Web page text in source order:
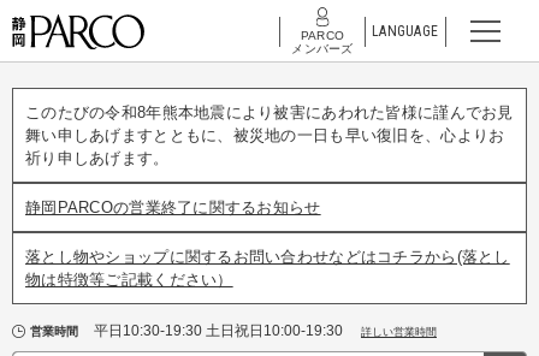
PARCO
メンバーズ
LANGUAGE
このたびの令和8年熊本地震により被害にあわれた皆様に謹んでお見
舞い申しあげますとともに、被災地の一日も早い復旧を、心よりお
祈り申しあげます。
静岡PARCOの営業終了に関するお知らせ
落とし物やショップに関するお問い合わせなどはコチラから(落とし
物は特徴等ご記載ください）
営業時間 平日10:30-19:30 土日祝日10:00-19:30 詳しい営業時間